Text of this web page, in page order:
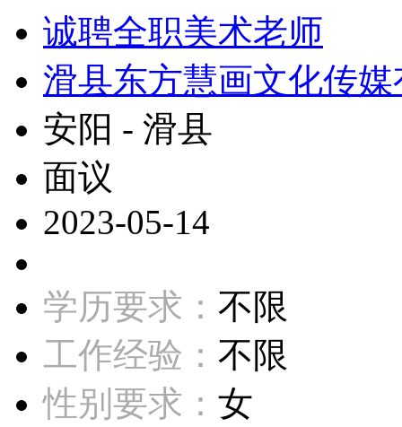
诚聘全职美术老师
滑县东方慧画文化传
安阳 - 滑县
面议
2023-05-14
学历要求： 不限
工作经验： 不限
性别要求： 女